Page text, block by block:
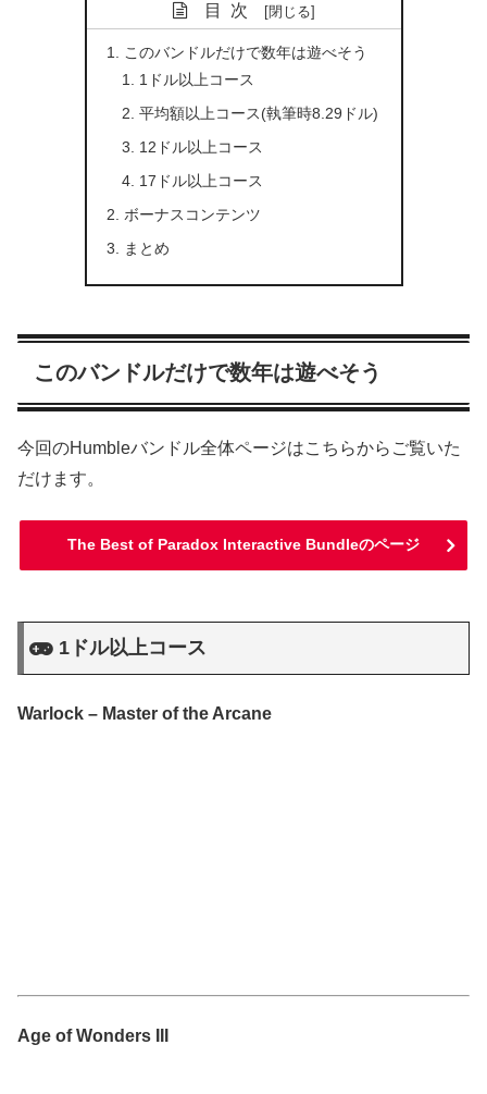
目次
このバンドルだけで数年は遊べそう
1ドル以上コース
平均額以上コース(執筆時8.29ドル)
12ドル以上コース
17ドル以上コース
ボーナスコンテンツ
まとめ
このバンドルだけで数年は遊べそう
今回のHumbleバンドル全体ページはこちらからご覧いた
だけます。
The Best of Paradox Interactive Bundleのページ
1ドル以上コース
Warlock – Master of the Arcane
Age of Wonders III